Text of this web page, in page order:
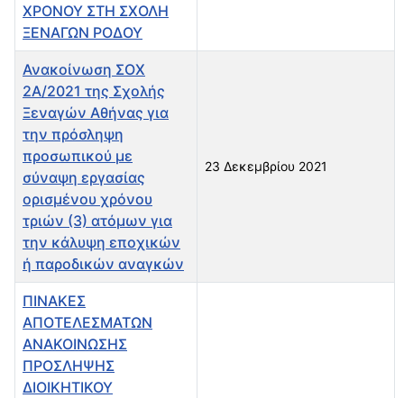
ΧΡΟΝΟΥ ΣΤΗ ΣΧΟΛΗ
ΞΕΝΑΓΩΝ ΡΟΔΟΥ
Ανακοίνωση ΣΟΧ
2Α/2021 της Σχολής
Ξεναγών Αθήνας για
την πρόσληψη
προσωπικού με
σύναψη εργασίας
ορισμένου χρόνου
τριών (3) ατόμων για
την κάλυψη εποχικών
ή παροδικών αναγκών
23 Δεκεμβρίου 2021
ΠΙΝΑΚΕΣ
ΑΠΟΤΕΛΕΣΜΑΤΩΝ
ΑΝΑΚΟΙΝΩΣΗΣ
ΠΡΟΣΛΗΨΗΣ
ΔΙΟΙΚΗΤΙΚΟΥ